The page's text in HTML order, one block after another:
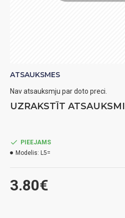
ATSAUKSMES
Nav atsauksmju par doto preci.
UZRAKSTĪT ATSAUKSMI
3.80€
PIEEJAMS
Modelis: L5=